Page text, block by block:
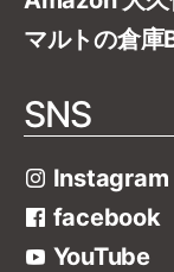
マルトの倉庫
SNS
Instagram
facebook
YouTube